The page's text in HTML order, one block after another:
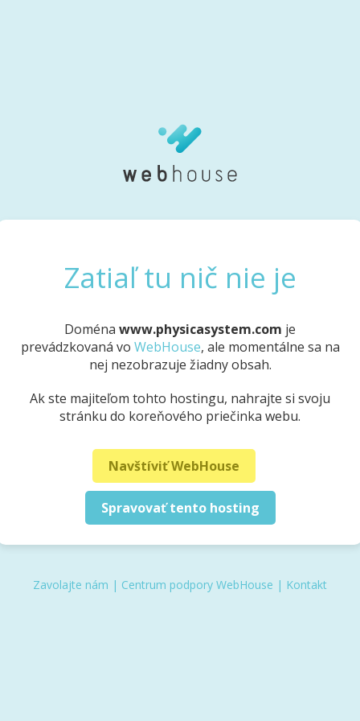
Zatiaľ tu nič nie je
Doména www.physicasystem.com je
prevádzkovaná vo WebHouse, ale momentálne sa na
nej nezobrazuje žiadny obsah.
Ak ste majiteľom tohto hostingu, nahrajte si svoju
stránku do koreňového priečinka webu.
Navštíviť WebHouse
Spravovať tento hosting
Zavolajte nám | Centrum podpory WebHouse | Kontakt